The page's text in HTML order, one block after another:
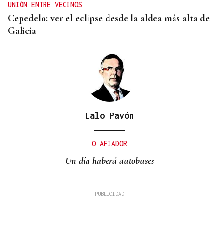
UNIÓN ENTRE VECINOS
Cepedelo: ver el eclipse desde la aldea más alta de
Galicia
Lalo Pavón
O AFIADOR
Un día haberá autobuses